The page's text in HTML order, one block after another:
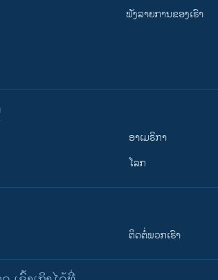
ຟັງລາຍການຂອງເຮົາ
ອາເມຣິກາ
ໂລກ
ຕິດຕໍ່ພວກເຮົາ